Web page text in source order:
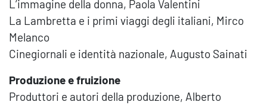
L’immagine della donna, Paola Valentini
La Lambretta e i primi viaggi degli italiani, Mirco
Melanco
Cinegiornali e identità nazionale, Augusto Sainati
Produzione e fruizione
Produttori e autori della produzione, Alberto